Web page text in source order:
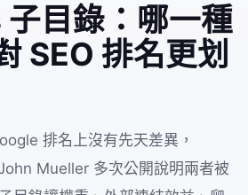
目錄：哪一種
SEO 排名更划
排名上沒有先天差異，
Mueller 多次公開說明兩者被